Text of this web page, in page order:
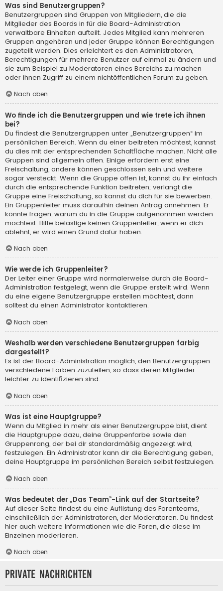
Was sind Benutzergruppen?
Benutzergruppen sind Gruppen von Mitgliedern, die die
Mitglieder des Boards in für die Board-Administration
verwaltbare Einheiten aufteilt. Jedes Mitglied kann mehreren
Gruppen angehören und jeder Gruppe können Berechtigungen
zugeteilt werden. Dies erleichtert es den Administratoren,
Berechtigungen für mehrere Benutzer auf einmal zu ändern und
sie zum Beispiel zu Moderatoren eines Bereichs zu machen
oder ihnen Zugriff zu einem nichtöffentlichen Forum zu geben.
Nach oben
Wo finde ich die Benutzergruppen und wie trete ich ihnen
bei?
Du findest die Benutzergruppen unter „Benutzergruppen“ im
persönlichen Bereich. Wenn du einer beitreten möchtest, kannst
du dies mit der entsprechenden Schaltfläche machen. Nicht alle
Gruppen sind allgemein offen. Einige erfordern erst eine
Freischaltung, andere können geschlossen sein und weitere
sogar versteckt. Wenn die Gruppe offen ist, kannst du ihr einfach
durch die entsprechende Funktion beitreten; verlangt die
Gruppe eine Freischaltung, so kannst du dich für sie bewerben.
Ein Gruppenleiter muss daraufhin deinen Antrag annehmen. Er
könnte fragen, warum du in die Gruppe aufgenommen werden
möchtest. Bitte belästige keinen Gruppenleiter, wenn er dich
ablehnt, er wird einen Grund dafür haben.
Nach oben
Wie werde ich Gruppenleiter?
Der Leiter einer Gruppe wird normalerweise durch die Board-
Administration festgelegt, wenn die Gruppe erstellt wird. Wenn
du eine eigene Benutzergruppe erstellen möchtest, dann
solltest du einen Administrator kontaktieren.
Nach oben
Weshalb werden verschiedene Benutzergruppen farbig
dargestellt?
Es ist der Board-Administration möglich, den Benutzergruppen
verschiedene Farben zuzuteilen, so dass deren Mitglieder
leichter zu identifizieren sind.
Nach oben
Was ist eine Hauptgruppe?
Wenn du Mitglied in mehr als einer Benutzergruppe bist, dient
die Hauptgruppe dazu, deine Gruppenfarbe sowie den
Gruppenrang, der bei dir standardmäßig angezeigt wird,
festzulegen. Ein Administrator kann dir die Berechtigung geben,
deine Hauptgruppe im persönlichen Bereich selbst festzulegen.
Nach oben
Was bedeutet der „Das Team“-Link auf der Startseite?
Auf dieser Seite findest du eine Auflistung des Forenteams,
einschließlich der Administratoren, der Moderatoren. Du findest
hier auch weitere Informationen wie die Foren, die diese im
Einzelnen moderieren.
Nach oben
Private Nachrichten